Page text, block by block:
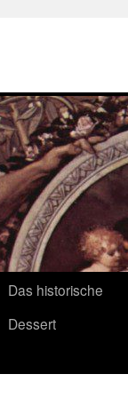
Das historische
Dessert